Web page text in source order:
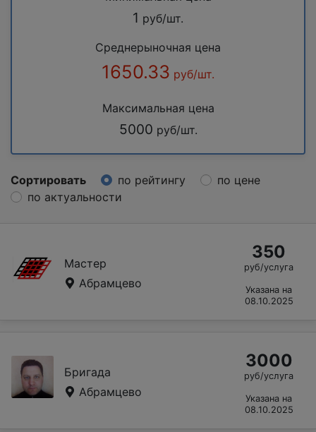
1 руб/шт.
Среднерыночная цена
1650.33 руб/шт.
Максимальная цена
5000 руб/шт.
Сортировать по рейтингу
по цене
по актуальности
Мастер
Абрамцево
350
руб/услуга
Указана на
08.10.2025
Бригада
Абрамцево
3000
руб/услуга
Указана на
08.10.2025